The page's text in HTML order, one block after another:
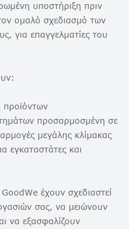
υποστήριξη πριν
ομαλό σχεδιασμό των
για επαγγελματίες του
προϊόντων
προσαρμοσμένη σε
μεγάλης κλίμακας
εγκαταστάτες και
έχουν σχεδιαστεί
σας, να μειώνουν
να εξασφαλίζουν